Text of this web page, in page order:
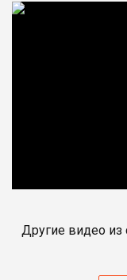
Другие видео из